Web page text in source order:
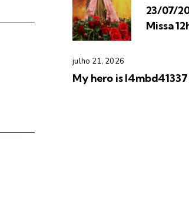
23/07/
Missa
julho 21, 2026
My hero is